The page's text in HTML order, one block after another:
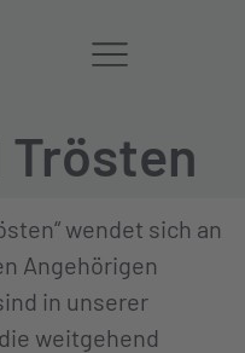
Trösten
wendet sich an
Angehörigen
in unserer
weitgehend